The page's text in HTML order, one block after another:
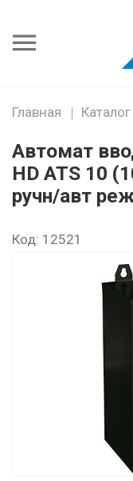
Главная Каталог
Автомат
HD ATS 10
ручн/авт
Код: 12521